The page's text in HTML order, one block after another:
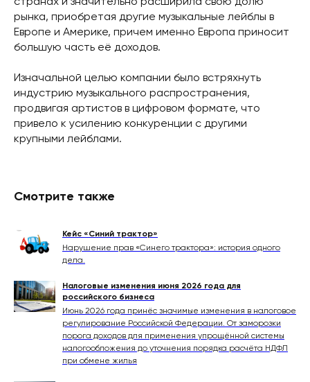
рынка, приобретая другие музыкальные лейблы в
Европе и Америке, причем именно Европа приносит
большую часть её доходов.
Изначальной целью компании было встряхнуть
индустрию музыкального распространения,
продвигая артистов в цифровом формате, что
привело к усилению конкуренции с другими
крупными лейблами.
Смотрите также
Кейс «Синий трактор»
Нарушение прав «Синего трактора»: история одного
дела.
Налоговые изменения июня 2026 года для
российского бизнеса
Июнь 2026 года принёс значимые изменения в налоговое
регулирование Российской Федерации. От заморозки
порога доходов для применения упрощённой системы
налогообложения до уточнения порядка расчёта НДФЛ
при обмене жилья